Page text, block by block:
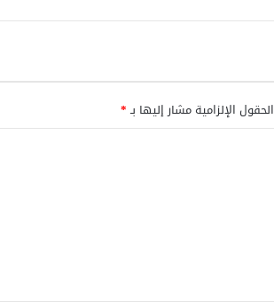
الحقول الإلزامية مشار إليها بـ*